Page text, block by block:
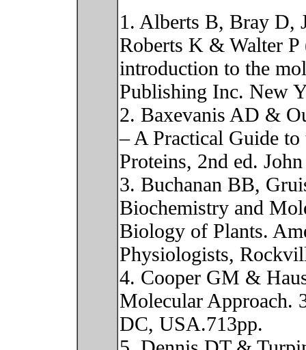
1. Alberts B, Bray D,
Roberts K & Walter
introduction to the
Publishing Inc. New
2. Baxevanis AD &
– A Practical Guide
Proteins, 2nd ed.
3. Buchanan BB,
Biochemistry and
Biology of Plants.
Physiologists,
4. Cooper GM &
Molecular Approach.
DC, USA.713pp.